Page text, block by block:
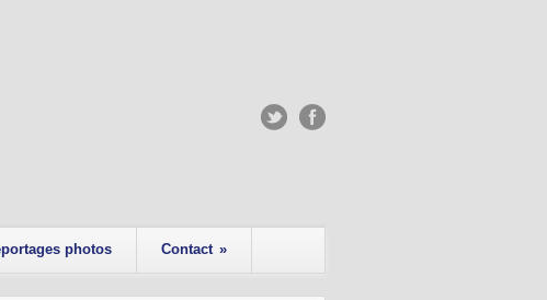
photos Contact »